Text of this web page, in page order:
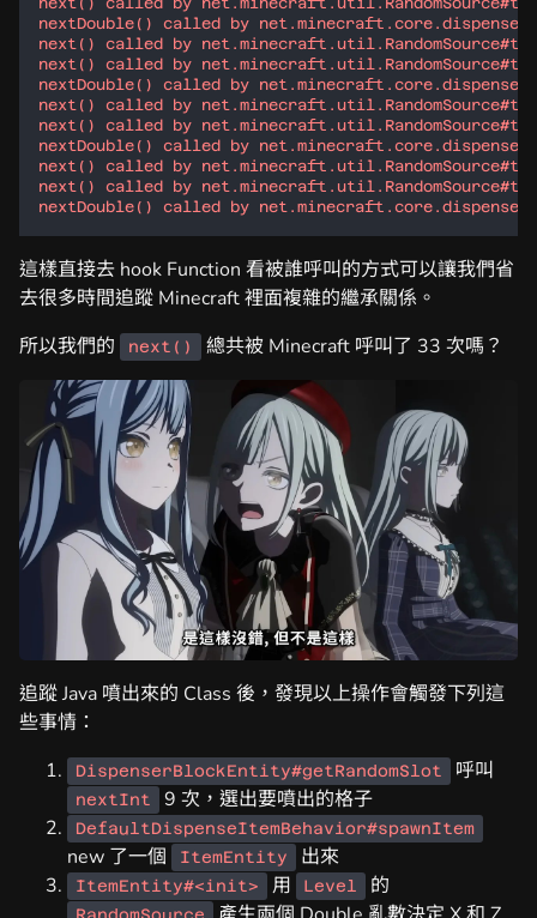
這樣直接去 hook Function 看被誰呼叫的方式可以讓我們省
去很多時間追蹤 Minecraft 裡面複雜的繼承關係。
所以我們的
next() 總共被 Minecraft 呼叫了 33 次嗎？
追蹤 Java 噴出來的 Class 後，發現以上操作會觸發下列這
些事情：
DispenserBlockEntity#getRandomSlot 呼叫
nextInt 9 次，選出要噴出的格子
DefaultDispenseItemBehavior#spawnItem
new 了一個 ItemEntity 出來
ItemEntity#<init> 用 Level 的